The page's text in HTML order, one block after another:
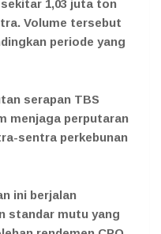
1,03 juta ton
Volume tersebut
periode yang
serapan TBS
menjaga perputaran
sentra perkebunan
ini berjalan
standar mutu yang